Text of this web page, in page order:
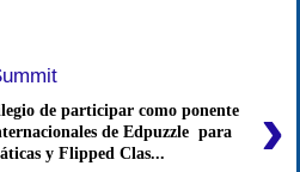
›
de participar como ponente
de Edpuzzle para
y Flipped Clas...